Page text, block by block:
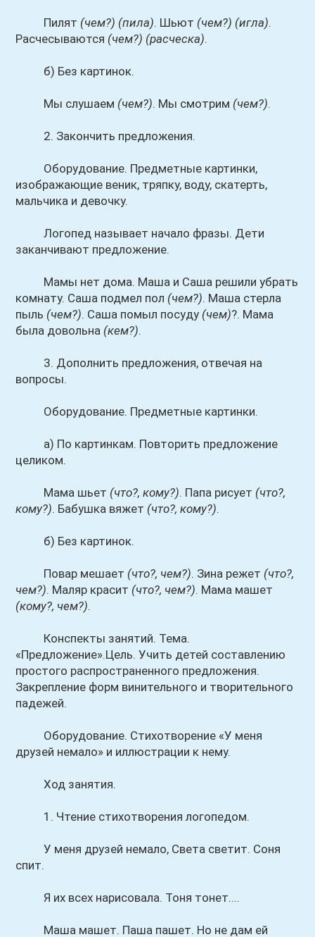
Пилят (чем?) (пила). Шьют (чем?) (игла).
Расчесываются (чем?) (расческа).
б) Без картинок.
Мы слушаем (чем?). Мы смотрим (чем?).
2. Закончить предложения.
Оборудование. Предметные картинки,
изображающие веник, тряпку, воду, скатерть,
мальчика и девочку.
Логопед называет начало фразы. Дети
заканчивают предложение.
Мамы нет дома. Маша и Саша решили убрать
комнату. Саша подмел пол (чем?). Маша стерла
пыль (чем?). Саша помыл посуду (чем)?. Мама
была довольна (кем?).
3. Дополнить предложения, отвечая на
вопросы.
Оборудование. Предметные картинки.
а) По картинкам. Повторить предложение
целиком.
Мама шьет (что?, кому?). Папа рисует (что?,
кому?). Бабушка вяжет (что?, кому?).
б) Без картинок.
Повар мешает (что?, чем?). Зина режет (что?,
чем?). Маляр красит (что?, чем?). Мама машет
(кому?, чем?).
Конспекты занятий. Тема.
«Предложение».Цель. Учить детей составлению
простого распространенного предложения.
Закрепление форм винительного и творительного
падежей.
Оборудование. Стихотворение «У меня
друзей немало» и иллюстрации к нему.
Ход занятия.
1. Чтение стихотворения логопедом.
У меня друзей немало, Света светит. Соня
спит.
Я их всех нарисовала. Тоня тонет....
Маша машет. Паша пашет. Но не дам ей